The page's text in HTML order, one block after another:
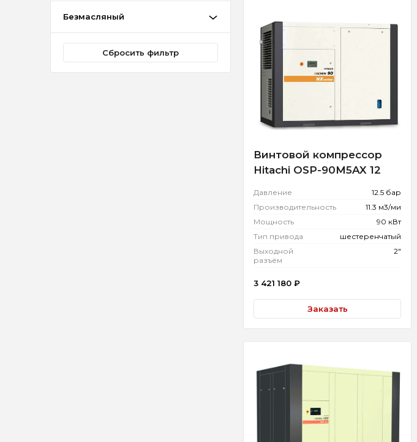
Безмасляный
Сбросить фильтр
Винтовой компрессор
Hitachi OSP-90M5AX 12
Давление
12.5 бар
Производительность
11.3 м3/ми
Мощность
90 кВт
Тип привода
шестеренчатый
Выходной
разъём
2"
3 421 180 ₽
Заказать